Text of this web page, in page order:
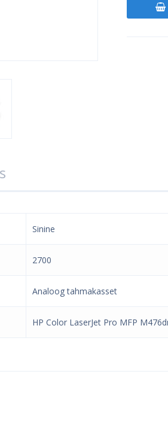
Sinine
2700
Analoog tahmakasset
HP Color LaserJet Pro MFP